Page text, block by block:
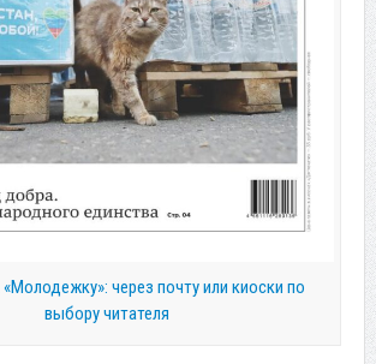
через почту или киоски по
выбору читателя